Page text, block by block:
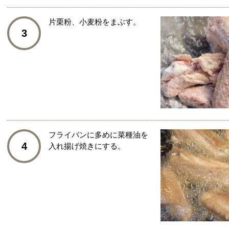
3
片栗粉、小麦粉をまぶす。
4
フライパンに多めに菜種油を
入れ揚げ焼きにする。